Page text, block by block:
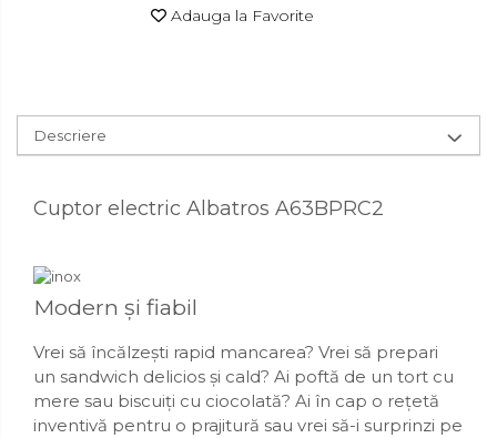
Accesorii pentru toaleta
Uscatoare rufe
Bucatarie
Decoratiuni perete
Depozitare
Adauga la Favorite
Descriere
Cuptor electric Albatros A63BPRC2
Modern și fiabil
Vrei să încălzești rapid mancarea? Vrei să prepari
un sandwich delicios și cald? Ai poftă de un tort cu
mere sau biscuiți cu ciocolată? Ai în cap o rețetă
inventivă pentru o prajitură sau vrei să-i surprinzi pe